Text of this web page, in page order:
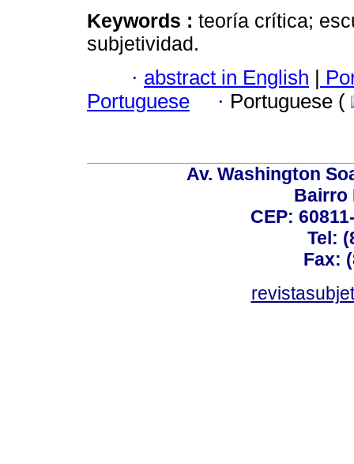
Keywords : teoría crítica;
subjetividad.
· abstract in English |
Portuguese
· Portuguese (
Av. Washington
Bairro
CEP:
Tel:
Fax: